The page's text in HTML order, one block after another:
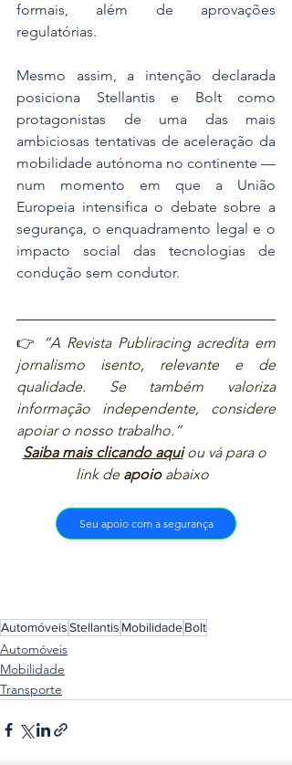
formais, além de aprovações
regulatórias.
Mesmo assim, a intenção declarada
posiciona Stellantis e Bolt como
protagonistas de uma das mais
ambiciosas tentativas de aceleração da
mobilidade autónoma no continente —
num momento em que a União
Europeia intensifica o debate sobre a
segurança, o enquadramento legal e o
impacto social das tecnologias de
condução sem condutor.
👉
“A Revista Publiracing acredita em
jornalismo isento, relevante e de
qualidade. Se também valoriza
informação independente, considere
apoiar o nosso trabalho.”
Saiba mais clicando aqui ou vá para o
link de apoio abaixo
Seu apoio com a segurança
AutomóveisStellantis MobilidadeBolt
Automóveis
Mobilidade
Transporte